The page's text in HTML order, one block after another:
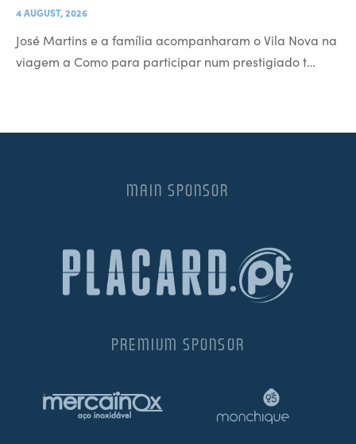
4 AUGUST, 2026
José Martins e a família acompanharam o Vila Nova na
viagem a Como para participar num prestigiado t…
MAIN SPONSOR
PREMIUM SPONSOR